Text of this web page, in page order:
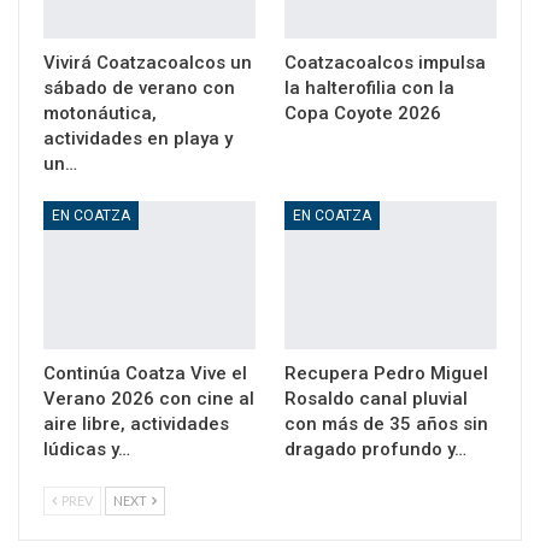
Vivirá Coatzacoalcos un
sábado de verano con
motonáutica,
actividades en playa y
un…
Coatzacoalcos impulsa
la halterofilia con la
Copa Coyote 2026
EN COATZA
Continúa Coatza Vive el
Verano 2026 con cine al
aire libre, actividades
lúdicas y…
EN COATZA
Recupera Pedro Miguel
Rosaldo canal pluvial
con más de 35 años sin
dragado profundo y…
PREV NEXT